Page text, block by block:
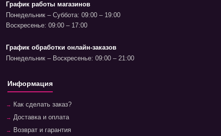
График работы магазинов
Понедельник – Суббота: 09:00 – 19:00
Воскресенье: 09:00 – 17:00
График обработки онлайн-заказов
Понедельник – Воскресенье: 09:00 – 21:00
Информация
Как сделать заказ?
Доставка и оплата
Возврат и гарантия